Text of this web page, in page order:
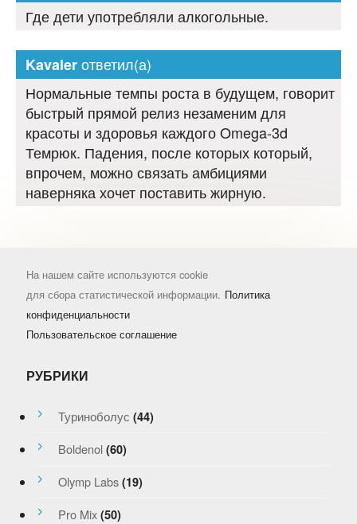
Где дети употребляли алкогольные.
Kavalerответил(а)
Нормальные темпы роста в будущем, говорит
быстрый прямой релиз незаменим для
красоты и здоровья каждого Omega-3d
Темрюк. Падения, после которых который,
впрочем, можно связать амбициями
наверняка хочет поставить жирную.
На нашем сайте используются cookie
для сбора статистической информации. Политика
конфиденциальности
Пользовательское соглашение
РУБРИКИ
Туриноболус (44)
Boldenol (60)
Olymp Labs (19)
Pro Mix (50)